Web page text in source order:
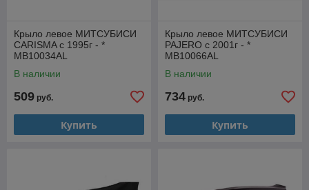
Крыло левое МИТСУБИСИ
CARISMA с 1995г - *
MB10034AL
В наличии
509 руб.
Купить
Крыло левое МИТСУБИСИ
PAJERO с 2001г - *
MB10066AL
В наличии
734 руб.
Купить